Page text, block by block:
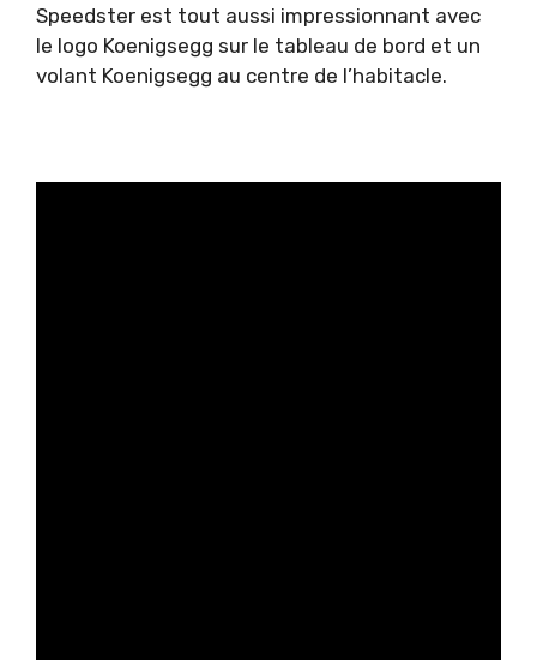
Speedster est tout aussi impressionnant avec
le logo Koenigsegg sur le tableau de bord et un
volant Koenigsegg au centre de l’habitacle.